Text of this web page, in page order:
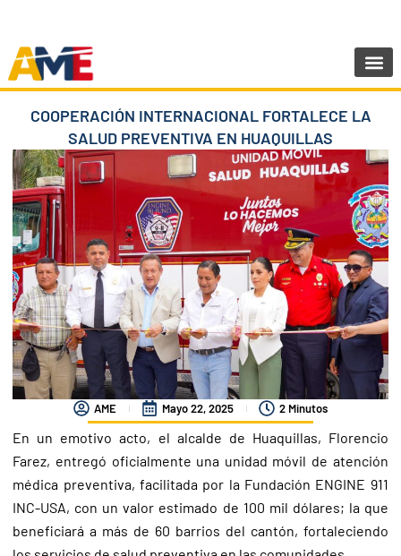
contenido
COOPERACIÓN INTERNACIONAL FORTALECE LA
SALUD PREVENTIVA EN HUAQUILLAS
AME Mayo 22, 2025 2 Minutos
En un emotivo acto, el alcalde de Huaquillas, Florencio
Farez, entregó oficialmente una unidad móvil de atención
médica preventiva, facilitada por la Fundación ENGINE 911
INC-USA, con un valor estimado de 100 mil dólares; la que
beneficiará a más de 60 barrios del cantón, fortaleciendo